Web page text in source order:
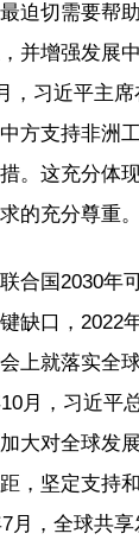
迫切需要帮
并增强发展
，习近平主
方支持非洲
。这充分体
的充分尊重。
合国2030年
缺口，2022
上就落实全
月，习近平
大对全球发
，坚定支持
月，全球共